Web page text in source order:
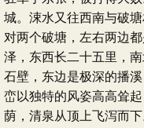
城。涑水又往西南与破
对两个破塘，左右两边
泽，东西长二十五里，
石壁，东边是极深的播
峦以独特的风姿高高耸
荫，清泉从顶上飞泻而